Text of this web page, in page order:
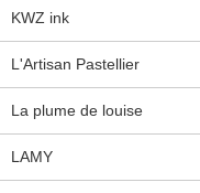
KWZ ink
L'Artisan Pastellier
La plume de louise
LAMY